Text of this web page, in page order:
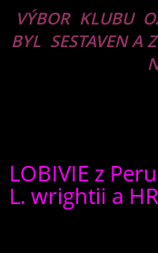
VÝBOR KLUBU
BYL SESTAVEN A
LOBIVIE z
L. wrightii a